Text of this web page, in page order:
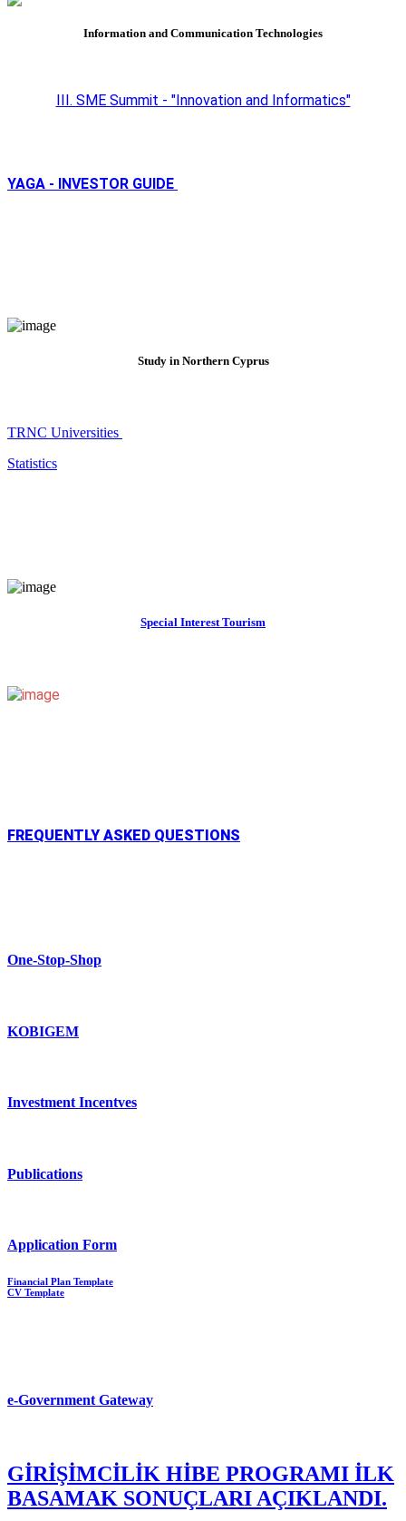
Information and Communication Technologies
III. SME Summit - "Innovation and Informatics"
YAGA - INVESTOR GUIDE
Study in Northern Cyprus
TRNC Universities
Statistics
Special Interest Tourism
FREQUENTLY ASKED QUESTIONS
One-Stop-Shop
KOBIGEM
Investment Incentves
Publications
Application Form
Financial Plan Template
CV Template
e-Government Gateway
GİRİŞİMCİLİK HİBE PROGRAMI İLK
BASAMAK SONUÇLARI AÇIKLANDI.